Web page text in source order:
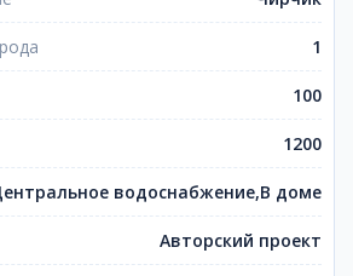
1
100
1200
водоснабжение,В доме
Авторский проект